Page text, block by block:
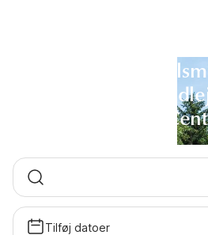
Sommerhus
Tilføj datoer